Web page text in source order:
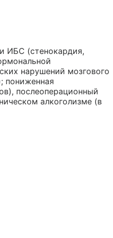
ИБС (стенокардия,
нарушений мозгового
пониженная
послеоперационный
алкоголизме (в